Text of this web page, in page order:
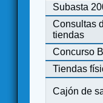
Subasta
Consultas
tiendas
Concurso
Tiendas
Cajón de